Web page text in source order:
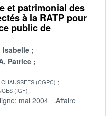
et patrimonial des
à la RATP pour
public de
Isabelle
Patrice
(CGPC)
(IGF)
mai 2004
Affaire